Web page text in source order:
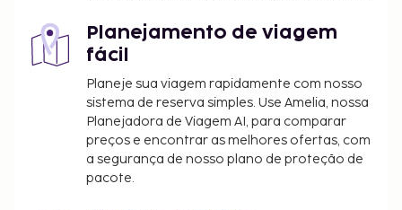
encerrado no Dia do Silêncio.
Tarifa de pequeno-almoço inglês: 40000 IDR
aproximados)
A lista anterior pode não estar completa. As taxas e
os depósitos podem não incluir impostos e estão
sujeitos a alterações.
Planejamento de viagem
fácil
Planeje sua viagem rapidamente com nosso
sistema de reserva simples. Use Amelia, nossa
Planejadora de Viagem AI, para comparar
preços e encontrar as melhores ofertas, com
a segurança de nosso plano de proteção de
pacote.